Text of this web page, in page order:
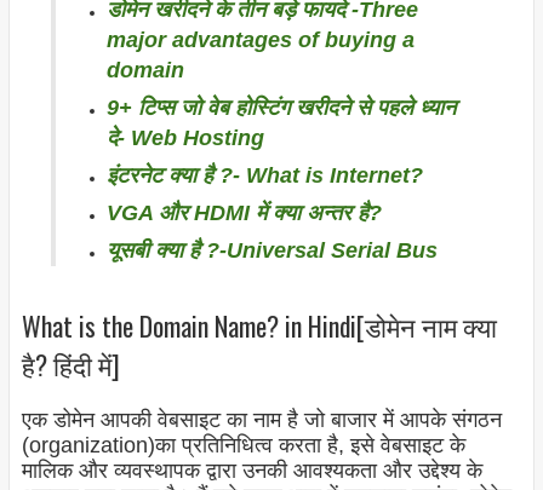
डोमेन खरीदने के तीन बड़े फायदे -Three
major advantages of buying a
domain
9+ टिप्स जो वेब होस्टिंग खरीदने से पहले ध्यान
दे- Web Hosting
इंटरनेट क्या है ?- What is Internet?
VGA और HDMI में क्या अन्तर है?
यूसबी क्या है ?-Universal Serial Bus
What is the Domain Name? in Hindi[डोमेन नाम क्या
है? हिंदी में]
एक डोमेन आपकी वेबसाइट का नाम है जो बाजार में आपके संगठन
(organization)का प्रतिनिधित्व करता है, इसे वेबसाइट के
मालिक और व्यवस्थापक द्वारा उनकी आवश्यकता और उद्देश्य के